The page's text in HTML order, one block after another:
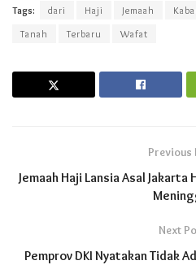
Tags: dari Haji Jemaah
Tanah
Terbaru Wafat
Previous
Jemaah Haji Lansia Asal
Next
Pemprov DKI Nyatakan Tidak